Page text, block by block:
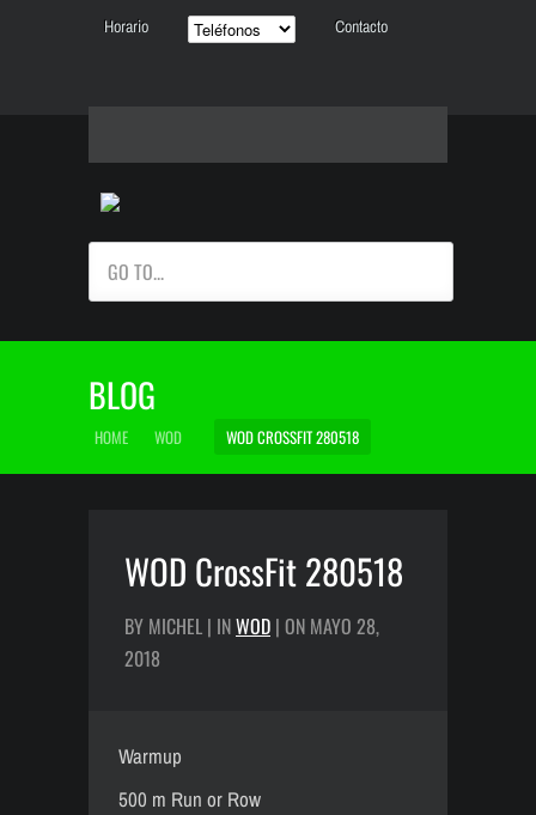
Horario Contacto
GO TO...
BLOG
HOME WOD WOD CROSSFIT 280518
WOD CrossFit 280518
BY MICHEL | INWOD | ON MAYO 28,
2018
Warmup
500 m Run or Row